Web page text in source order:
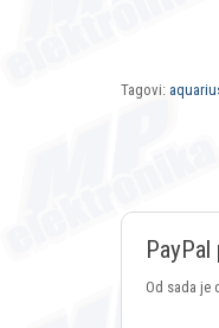
Tagovi:
PayPal
Od sada je